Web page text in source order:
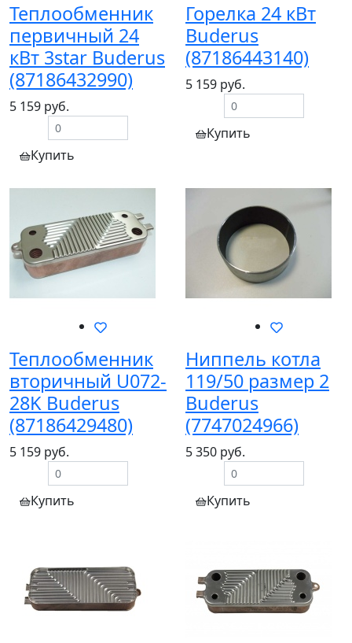
Теплообменник
первичный 24
кВт 3star Buderus
(87186432990)
5 159 руб.
Купить
Горелка 24 кВт
Buderus
(87186443140)
5 159 руб.
Купить
Теплообменник
вторичный U072-
28K Buderus
(87186429480)
5 159 руб.
Купить
Ниппель котла
119/50 размер 2
Buderus
(7747024966)
5 350 руб.
Купить